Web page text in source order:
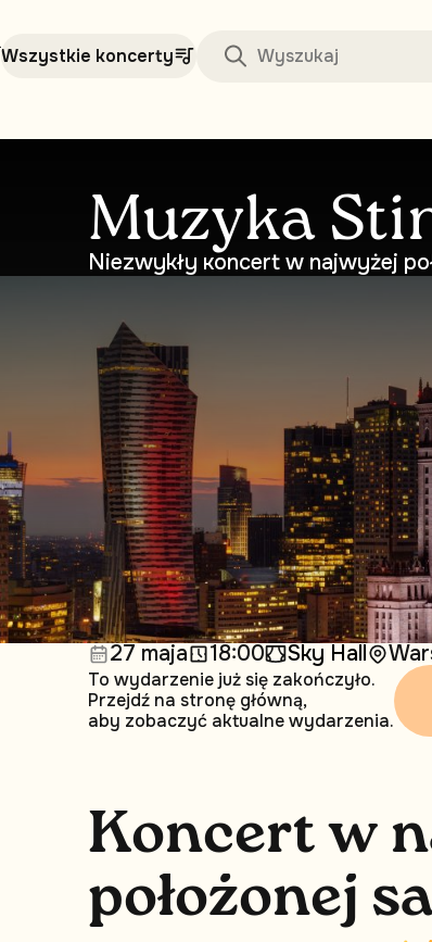
Wszystkie koncerty
Muzyka
Niezwykły кoncert w najwyżej
27 maja 18:00 Sky Hall
To wydarzenie już się zakończyło.
Przejdź na stronę główną,
aby zobaczyć aktualne wydarzenia.
Koncert w n
położonej s